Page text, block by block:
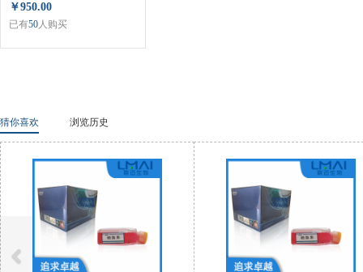
￥950.00
已有50人购买
猜你喜欢 浏览历史